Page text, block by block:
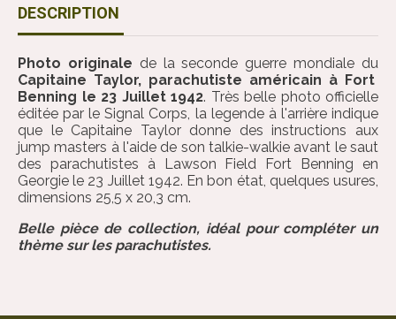
DESCRIPTION
Photo originale de la seconde guerre mondiale du
Capitaine Taylor, parachutiste américain à Fort
Benning le 23 Juillet 1942. Très belle photo officielle
éditée par le Signal Corps, la legende à l'arrière indique
que le Capitaine Taylor donne des instructions aux
jump masters à l'aide de son talkie-walkie avant le saut
des parachutistes à Lawson Field Fort Benning en
Georgie le 23 Juillet 1942. En bon état, quelques usures,
dimensions 25,5 x 20,3 cm.
Belle pièce de collection, idéal pour compléter un
thème sur les parachutistes.